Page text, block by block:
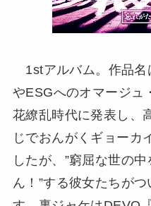
1stアルバム。作品名
やESGへのオマージュ
花繚乱時代に発表し、
じでおんがくギョーカ
したが、”窮屈な世の
ん！”する彼女たちが